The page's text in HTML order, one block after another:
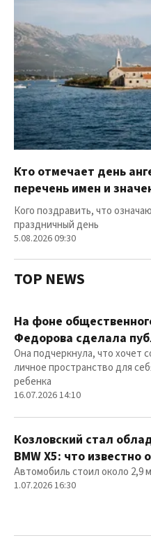
Кто отмечает день
перечень имен и
Кого поздравить, что
праздничный день
5.08.2026 09:30
TOP NEWS
На фоне
Федорова сделала
Она подчеркнула, что хочет
личное пространство для
ребенка
16.07.2026 14:10
Козловский стал
BMW X5: что известно
Автомобиль стоил около 2,9
1.07.2026 16:30